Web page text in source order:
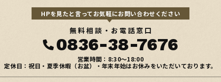
HPを見たと言ってお気軽にお問い合わせください
無料相談・お電話窓口
0836-38-7676
営業時間：8:30〜18:00
定休日：祝日・夏季休暇（お盆）・年末年始はお休みをいただいております。